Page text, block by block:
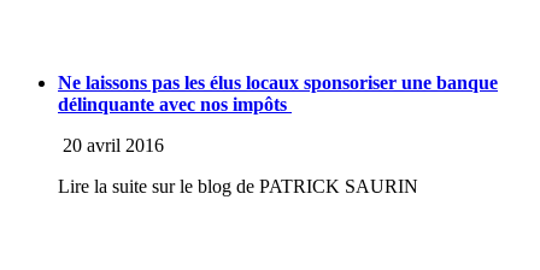
Ne laissons pas les élus locaux sponsoriser une banque
délinquante avec nos impôts
20 avril 2016
Lire la suite sur le blog de PATRICK SAURIN